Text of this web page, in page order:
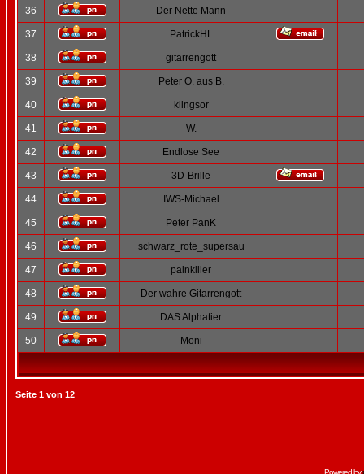
36 Der Nette Mann
37 PatrickHL
38 gitarrengott
39 Peter O. aus B.
40 klingsor
41 W.
42 Endlose See
43 3D-Brille
44 IWS-Michael
45 Peter PanK
46 schwarz_rote_supersau
47 painkiller
48 Der wahre Gitarrengott
49 DAS Alphatier
50 Moni
Seite 1 von 12
Powered by